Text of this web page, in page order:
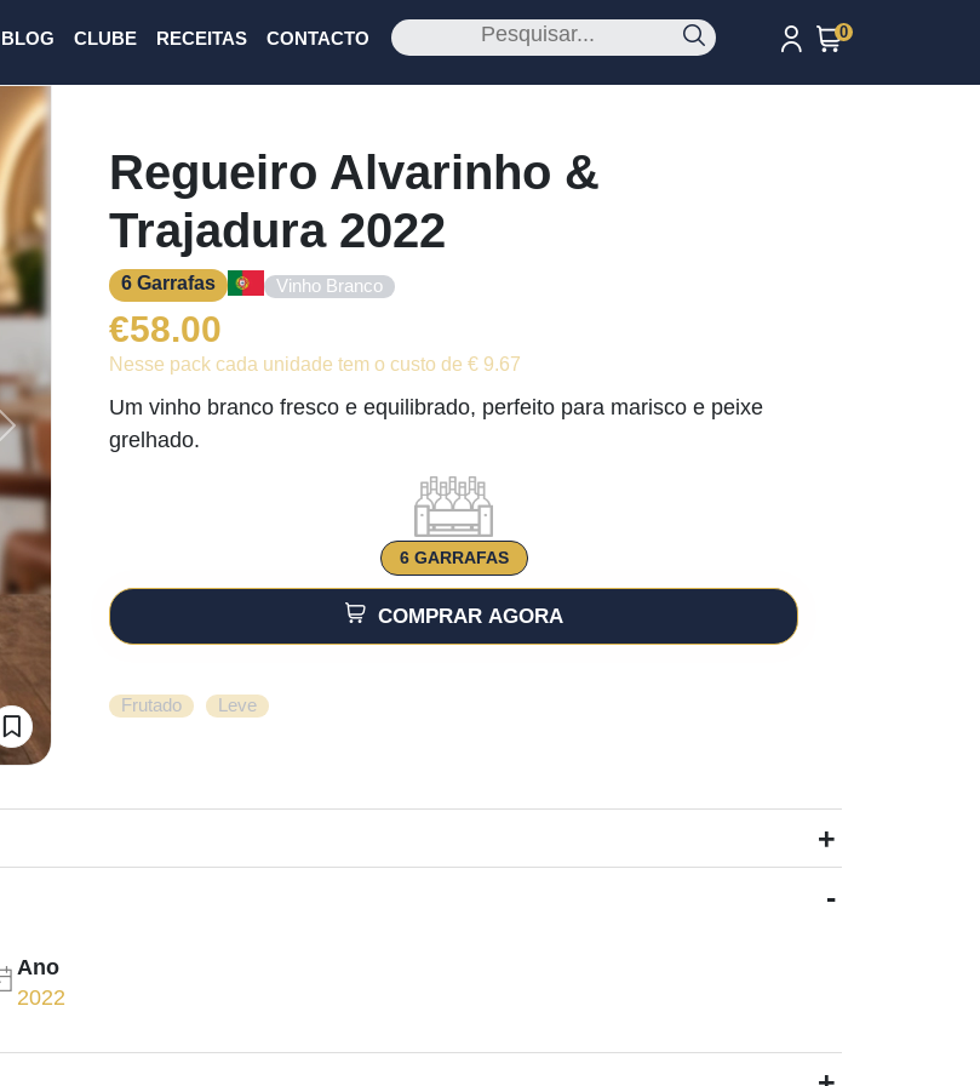
BLOG CLUBE RECEITAS CONTACTO 0
Next
Regueiro Alvarinho &
Trajadura 2022
6 Garrafas Vinho Branco
€58.00
Nesse pack cada unidade tem o custo de € 9.67
Um vinho branco fresco e equilibrado, perfeito para marisco e peixe
grelhado.
6 GARRAFAS
COMPRAR AGORA
Frutado Leve
+
-
Ano
2022